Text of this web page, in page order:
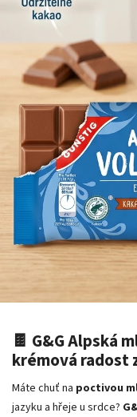
🍫 G&G Alpská
krémová radost
Máte chuť na poctivou
jazyku a hřeje u srdce?